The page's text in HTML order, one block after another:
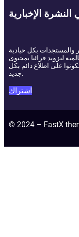
والمستجدات بكل حيادية
لتزويد قرائنا بمحتوى
على اطلاع دائم بكل
جديد.
اشتراك
© 2024 – FastX